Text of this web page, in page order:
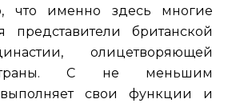
что именно здесь многие
представители британской
олицетворяющей
С не меньшим
выполняет свои функции и